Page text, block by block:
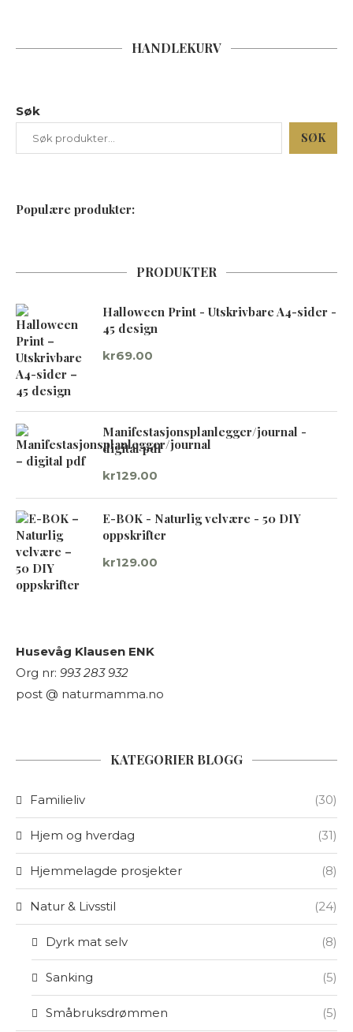
HANDLEKURV
Søk
SØK
Populære produkter:
PRODUKTER
Halloween Print - Utskrivbare A4-sider -
45 design
kr69.00
Manifestasjonsplanlegger/journal -
digital pdf
kr129.00
E-BOK - Naturlig velvære - 50 DIY
oppskrifter
kr129.00
Husevåg Klausen ENK
Org nr: 993 283 932
post @ naturmamma.no
KATEGORIER BLOGG
Familieliv (30)
Hjem og hverdag (31)
Hjemmelagde prosjekter (8)
Natur & Livsstil (24)
Dyrk mat selv (8)
Sanking (5)
Småbruksdrømmen (5)